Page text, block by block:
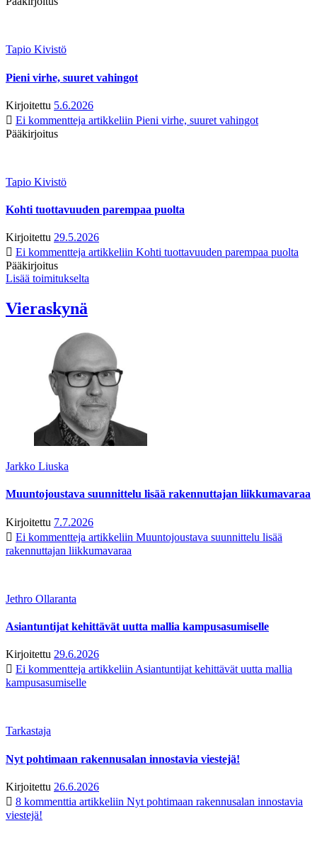
Tapio Kivistö
Pieni virhe, suuret vahingot
Kirjoitettu 5.6.2026
Ei kommentteja artikkeliin Pieni virhe, suuret vahingot
Pääkirjoitus
Tapio Kivistö
Kohti tuottavuuden parempaa puolta
Kirjoitettu 29.5.2026
Ei kommentteja artikkeliin Kohti tuottavuuden parempaa puolta
Pääkirjoitus
Lisää toimitukselta
Vieraskynä
Jarkko Liuska
Muuntojoustava suunnittelu lisää rakennuttajan liikkumavaraa
Kirjoitettu 7.7.2026
Ei kommentteja artikkeliin Muuntojoustava suunnittelu lisää
rakennuttajan liikkumavaraa
Jethro Ollaranta
Asiantuntijat kehittävät uutta mallia kampusasumiselle
Kirjoitettu 29.6.2026
Ei kommentteja artikkeliin Asiantuntijat kehittävät uutta mallia
kampusasumiselle
Tarkastaja
Nyt pohtimaan rakennusalan innostavia viestejä!
Kirjoitettu 26.6.2026
8 kommenttia artikkeliin Nyt pohtimaan rakennusalan innostavia
viestejä!